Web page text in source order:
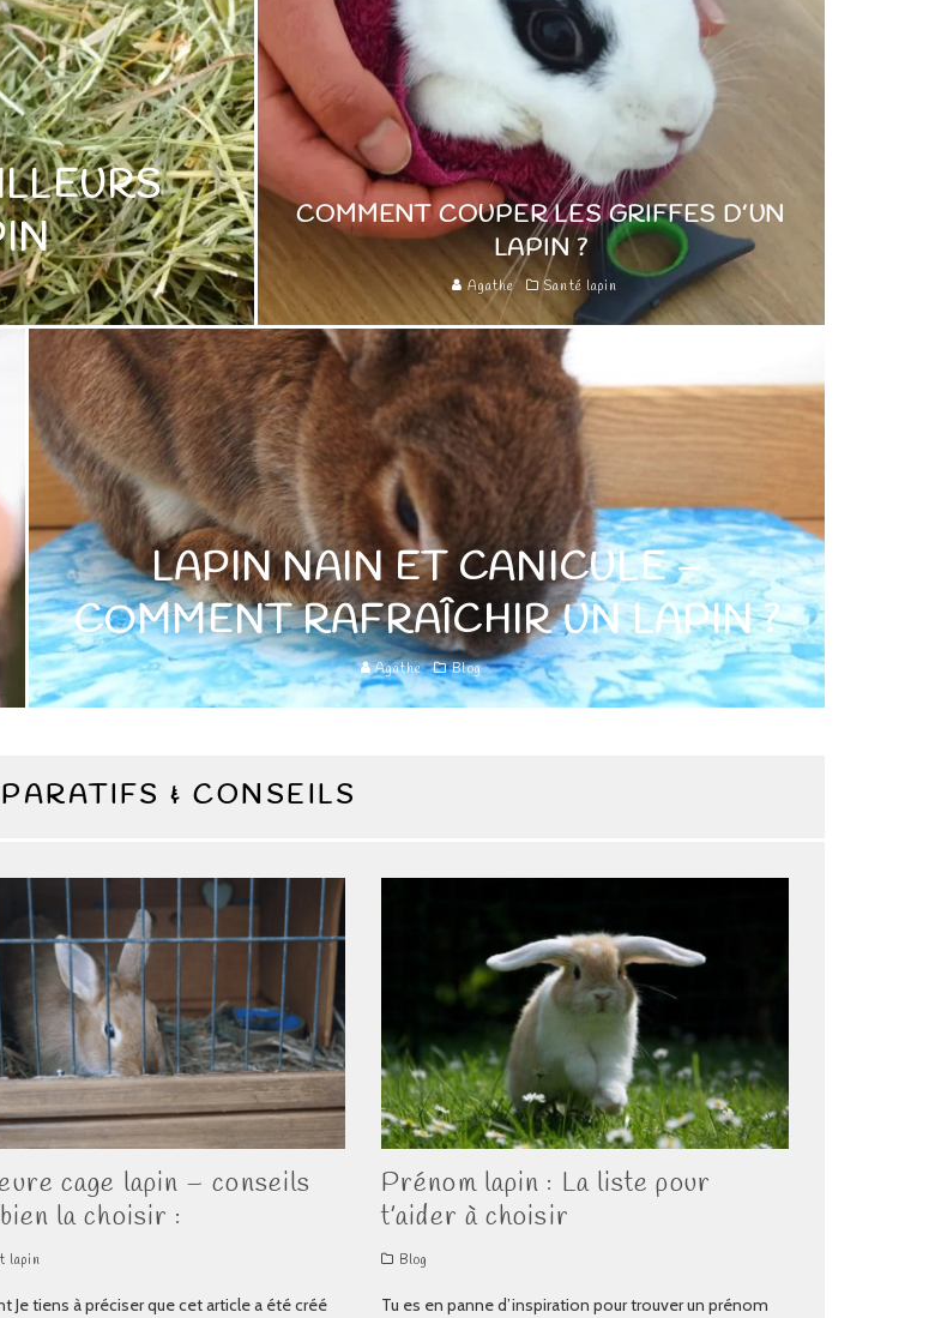
COMMENT COUPER LES GRIFFES D’UN
LAPIN ?
Agathe Santé lapin
LAPIN NAIN ET CANICULE –
COMMENT RAFRAÎCHIR UN LAPIN ?
Agathe Blog
& CONSEILS
cage lapin – conseils
la choisir :
lapin
Je tiens à préciser que cet article a été créé
Prénom lapin : La liste pour
t’aider à choisir
Blog
Tu es en panne d’inspiration pour trouver un prénom